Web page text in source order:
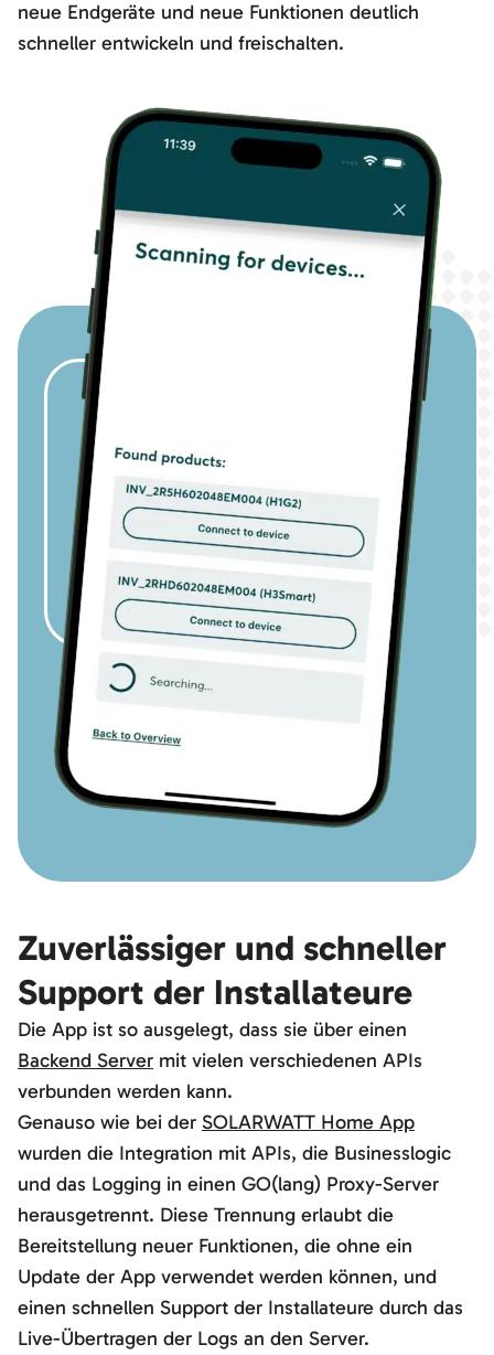
neue Endgeräte und neue Funktionen deutlich
schneller entwickeln und freischalten.
Zuverlässiger und schneller
Support der Installateure
Die App ist so ausgelegt, dass sie über einen
Backend Server mit vielen verschiedenen APIs
verbunden werden kann.
Genauso wie bei der SOLARWATT Home App
wurden die Integration mit APIs, die Businesslogic
und das Logging in einen GO(lang) Proxy-Server
herausgetrennt. Diese Trennung erlaubt die
Bereitstellung neuer Funktionen, die ohne ein
Update der App verwendet werden können, und
einen schnellen Support der Installateure durch das
Live-Übertragen der Logs an den Server.